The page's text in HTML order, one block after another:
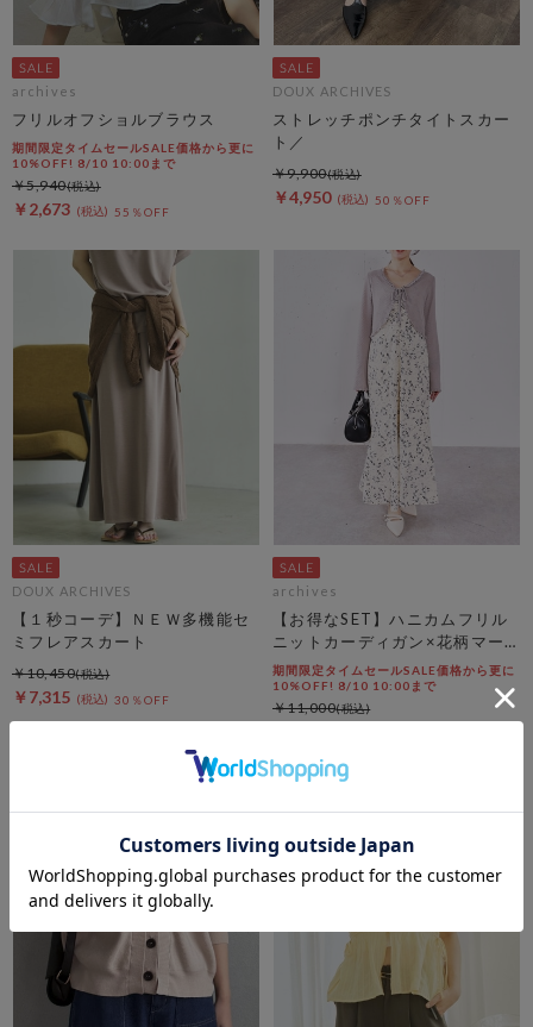
archives
フリルオフショルブラウス
期間限定タイムセールSALE価格から更に
10%OFF! 8/10 10:00まで
￥2,673 55％OFF
￥5,940
DOUX ARCHIVES
ストレッチポンチタイトスカー
ト／
￥4,950 50％OFF
￥9,900
DOUX ARCHIVES
【１秒コーデ】ＮＥＷ多機能セ
ミフレアスカート
￥7,315 30％OFF
￥10,450
archives
【お得なSET】ハニカムフリル
ニットカーディガン×花柄マー
メイドキャミｏｐＳＥＴ
期間限定タイムセールSALE価格から更に
10%OFF! 8/10 10:00まで
￥11,000